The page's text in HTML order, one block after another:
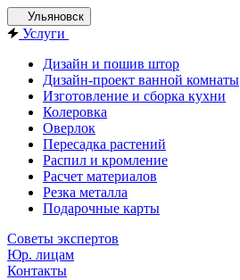
Ульяновск
Услуги
Дизайн и пошив штор
Дизайн-проект ванной комнаты
Изготовление и сборка кухни
Колеровка
Оверлок
Пересадка растений
Распил и кромление
Расчет материалов
Резка металла
Подарочные карты
Советы экспертов
Юр. лицам
Контакты